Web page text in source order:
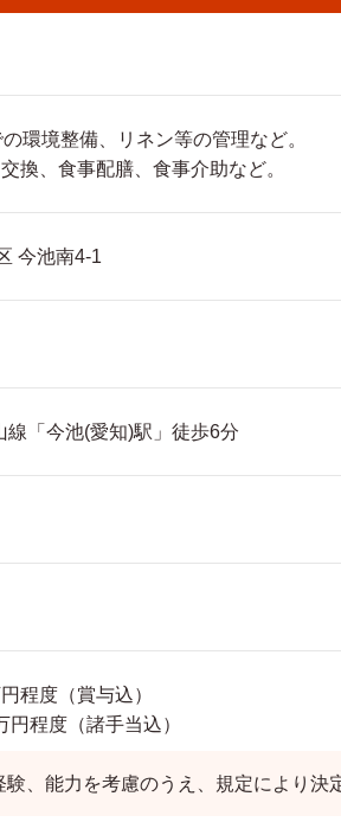
環境整備、リネン等の管理など。
換、食事配膳、食事介助など。
今池南4-1
「今池(愛知)駅」徒歩6分
程度（賞与込）
円程度（諸手当込）
、能力を考慮のうえ、規定により決